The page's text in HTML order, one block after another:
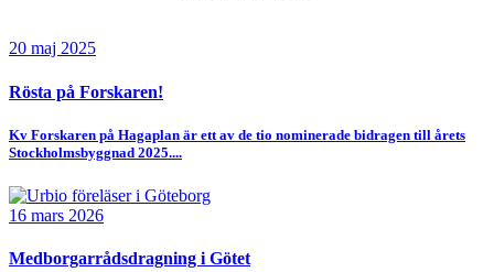
20 maj 2025
Rösta på Forskaren!
Kv Forskaren på Hagaplan är ett av de tio nominerade bidragen till årets
Stockholmsbyggnad 2025....
16 mars 2026
Medborgarrådsdragning i Götet